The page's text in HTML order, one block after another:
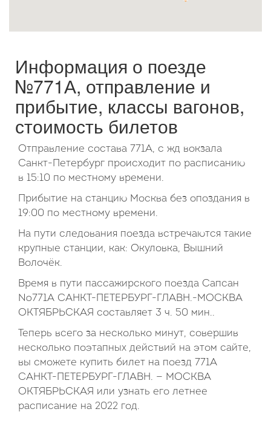
26
27 28 29 30 31
Информация о поезде
№771А, отправление и
прибытие, классы вагонов,
стоимость билетов
Отправление состава 771А, с жд вокзала
Санкт-Петербург происходит по расписанию
в 15:10 по местному времени.
Прибытие на станцию Москва без опоздания в
19:00 по местному времени.
На пути следования поезда встречаются такие
крупные станции, как: Окуловка, Вышний
Волочёк.
Время в пути пассажирского поезда Сапсан
№771А САНКТ-ПЕТЕРБУРГ-ГЛАВН.-МОСКВА
ОКТЯБРЬСКАЯ составляет 3 ч. 50 мин..
Теперь всего за несколько минут, совершив
несколько поэтапных действий на этом сайте,
вы сможете купить билет на поезд 771А
САНКТ-ПЕТЕРБУРГ-ГЛАВН. — МОСКВА
ОКТЯБРЬСКАЯ или узнать его летнее
расписание на 2022 год.